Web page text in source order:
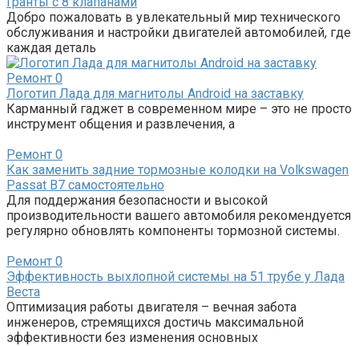
Добро пожаловать в увлекательный мир технического
обслуживания и настройки двигателей автомобилей, где
каждая деталь
Ремонт 0
Логотип Лада для магнитолы Android на заставку
Карманный гаджет в современном мире – это не просто
инструмент общения и развлечения, а
Ремонт 0
Как заменить задние тормозные колодки на Volkswagen
Passat B7 самостоятельно
Для поддержания безопасности и высокой
производительности вашего автомобиля рекомендуется
регулярно обновлять компоненты тормозной системы.
Ремонт 0
Эффективность выхлопной системы на 51 трубе у Лада
Веста
Оптимизация работы двигателя – вечная забота
инженеров, стремящихся достичь максимальной
эффективности без изменения основных